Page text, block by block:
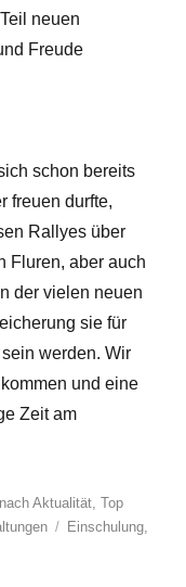
neuen
Freude
schon bereits
freuen durfte,
Rallyes über
Fluren, aber auch
der vielen neuen
sie für
werden. Wir
und eine
Zeit am
Aktualität,Top
Schlagwörter
Einschulung,